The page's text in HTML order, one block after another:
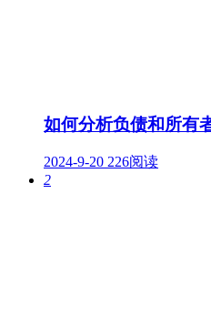
如何分析负债和所有
2024-9-20 226阅读
2